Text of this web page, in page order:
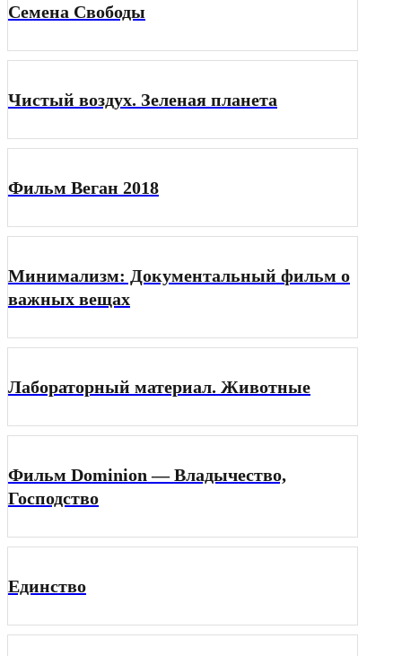
Семена Свободы
Чистый воздух. Зеленая планета
Фильм Веган 2018
Минимализм: Документальный фильм о
важных вещах
Лабораторный материал. Животные
Фильм Dominion — Владычество,
Господство
Единство